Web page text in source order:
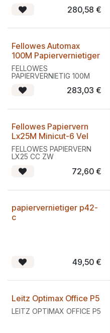
280,58 €
Fellowes Automax
100M Papiervernietiger
FELLOWES
PAPIERVERNIETIG 100M
283,03 €
Fellowes Papiervern
Lx25M Minicut-6 Vel
FELLOWES PAPIERVERN
LX25 CC ZW
72,60€
papiervernietiger p42-
c
49,50€
Leitz Optimax Office P5
LEITZ OPTIMAX OFFICE P5